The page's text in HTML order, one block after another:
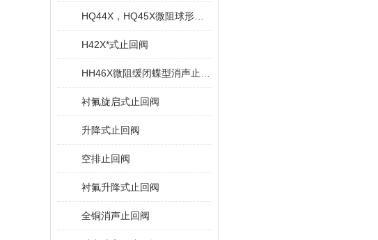
H42X*式止回阀
衬氟旋启式止回阀
升降式止回阀
空排止回阀
衬氟升降式止回阀
全铜消声止回阀